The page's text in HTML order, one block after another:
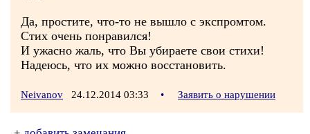
Да, простите, что-то не вышло с экспромтом.
Стих очень понравился!
И ужасно жаль, что Вы убираете свои стихи!
Надеюсь, что их можно восстановить.
Neivanov 24.12.2014 03:33 • Заявить о нарушении